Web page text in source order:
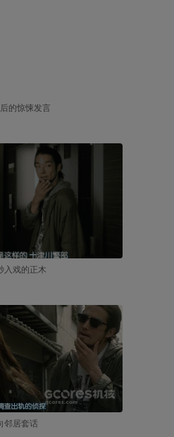
的惊悚发言
入戏的正木
邻居套话